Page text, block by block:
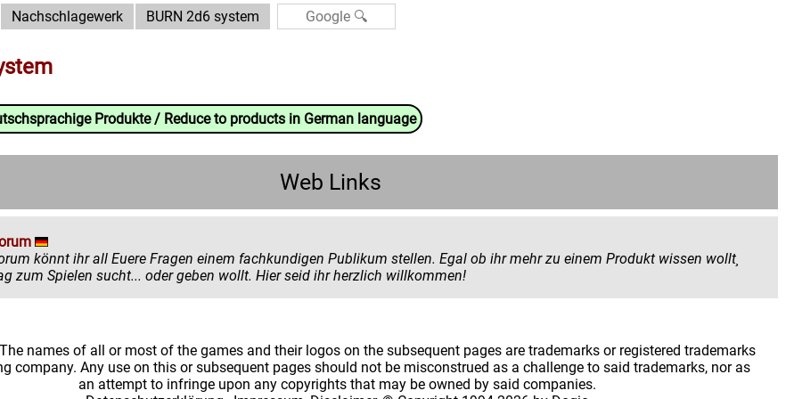
Nachschlagewerk BURN 2d6 system
Produkte / Reduce to products in German language
Web Links
ihr all Euere Fragen einem fachkundigen Publikum stellen. Egal ob ihr mehr zu einem Produkt wissen wollt¸
einen Ratschlag zum Spielen sucht... oder geben wollt. Hier seid ihr herzlich willkommen!
names of all or most of the games and their logos on the subsequent pages are trademarks or registered trademarks
company. Any use on this or subsequent pages should not be misconstrued as a challenge to said trademarks, nor as
an attempt to infringe upon any copyrights that may be owned by said companies.